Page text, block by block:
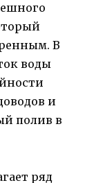
В
воды
и
полив в
ряд